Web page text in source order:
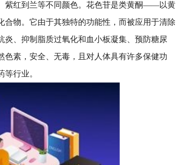
紫红到兰等不同颜色。花色苷是类黄酮——以黄
合物。它由于其独特的功能性 ，而被应用于清除
、抑制脂质过氧化和血小板凝集、预防糖尿
素，安全、无毒，且对人体具有许多保健功
行业。